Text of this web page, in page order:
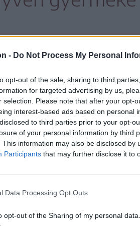
- Do Not Process My Personal
opt-out of the sale, sharing to third
for targeted advertising by us,
selection. Please note that after your opt-
interest-based ads based on personal
to third parties prior to your opt-
of your personal information by third
This information may also be disclosed by
Participants that may further disclose it to
Data Processing Opt Outs
opt-out of the Sharing of my personal data.
verseket dolgoztak fel és
Igazgatóság
település szociális-
és működteti a Tűzpiros
először a karácsonyi
második fellépésükre